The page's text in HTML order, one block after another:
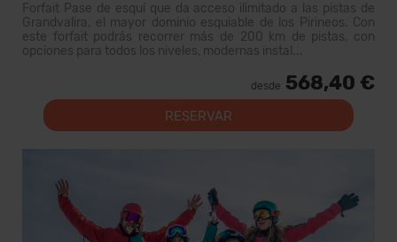
Forfait Pase de esquí que da acceso ilimitado a las pistas de
Grandvalira, el mayor dominio esquiable de los Pirineos. Con
este forfait podrás recorrer más de 200 km de pistas, con
opciones para todos los niveles, modernas instal...
desde 568,40 €
RESERVAR